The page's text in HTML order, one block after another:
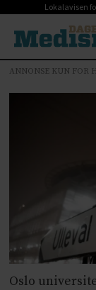
Lokalavisen
ANNONSE KUN FOR
Oslo